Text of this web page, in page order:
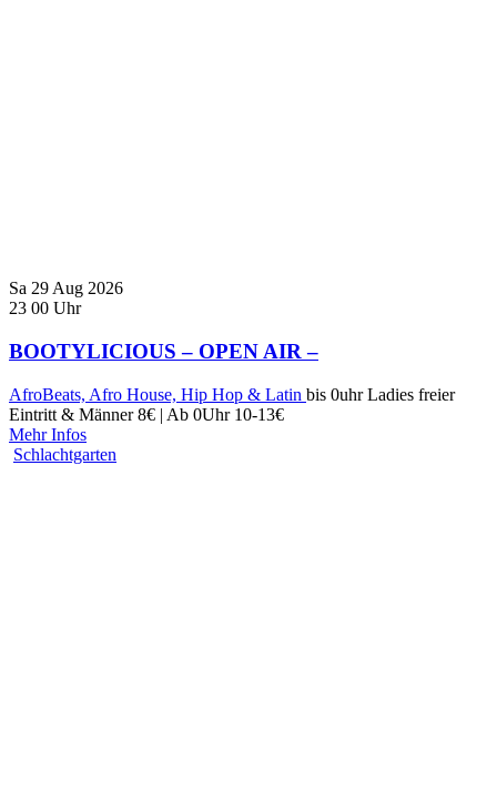
Sa 29 Aug 2026
23 00 Uhr
BOOTYLICIOUS – OPEN AIR –
AfroBeats, Afro House, Hip Hop & Latin bis 0uhr Ladies freier
Eintritt & Männer 8€ | Ab 0Uhr 10-13€
Mehr Infos
Schlachtgarten